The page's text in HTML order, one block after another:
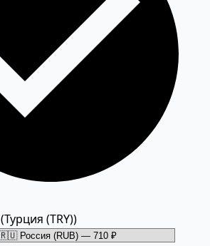
(Турция (TRY))